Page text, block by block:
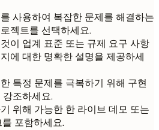
사용하여 복잡한 문제를 해결하는
젝트를 선택하세요.
이 업계 표준 또는 규제 요구 사항
에 대한 명확한 설명을 제공하세
특정 문제를 극복하기 위해 구현
조하세요.
위해 가능한 한 라이브 데모 또는
포함하세요.